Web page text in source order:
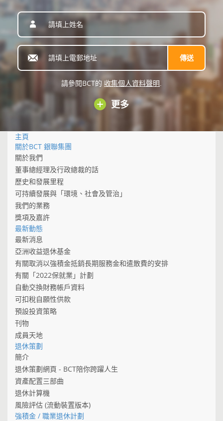
請參閱BCT的 收集個人資料聲明
更多
主頁
關於BCT 銀聯集團
關於我們
董事總經理及行政總裁的話
歷史和發展里程
可持續發展與「環境、社會及管治」
我們的業務
獎項及嘉許
最新動態
最新消息
亞洲收益退休基金
有關取消以強積金抵銷長期服務金和遣散費的安排
有關「2022保就業」計劃
自動交換財務帳戶資料
可扣稅自願性供款
預設投資策略
刊物
成員天地
退休策劃
簡介
退休策劃網頁 - BCT陪你跨躍人生
資產配置三部曲
退休計算機
風險評估 (流動裝置版本)
強積金 / 職業退休計劃